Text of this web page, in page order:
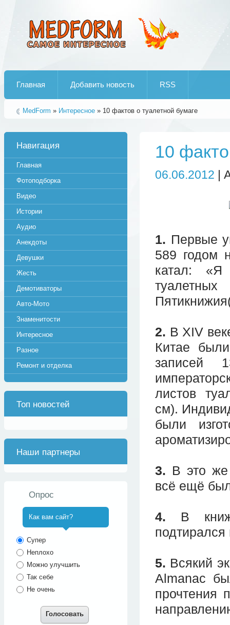
Главная Добавить новость RSS
MedForm » Интересное » 10 фактов о туалетной бумаге
10
06.06.2012 |
1. Первые
589 годом
катал: «Я
2. В XIV
Китае
записей
листов
см).
были
3. В это же
всё ещё
4. В
5. Всякий
Almanac
прочтения
Навигация
Главная
Фотоподборка
Видео
Истории
Аудио
Анекдоты
Девушки
Жесть
Демотиваторы
Авто-Мото
Знаменитости
Интересное
Разное
Ремонт и отделка
Топ новостей
Наши партнеры
Опрос
Как вам сайт?
Супер
Неплохо
Можно улучшить
Так себе
Не очень
Голосовать